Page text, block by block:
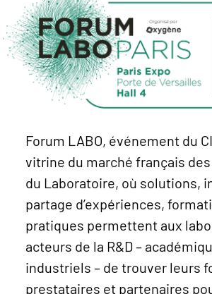
Forum LABO, événement du
vitrine du marché français
du Laboratoire, où solutions,
partage d’expériences,
pratiques permettent aux
acteurs de la R&D –
industriels – de trouver leurs
prestataires et partenaires